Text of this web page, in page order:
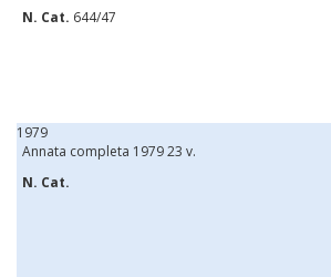
N. Cat. 644/47
1979
Annata completa 1979 23 v.
N. Cat.